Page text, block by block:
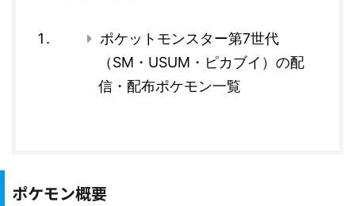
ポケットモンスター第7世代
（SM・USUM・ピカブイ）の配
信・配布ポケモン一覧
ポケモン概要